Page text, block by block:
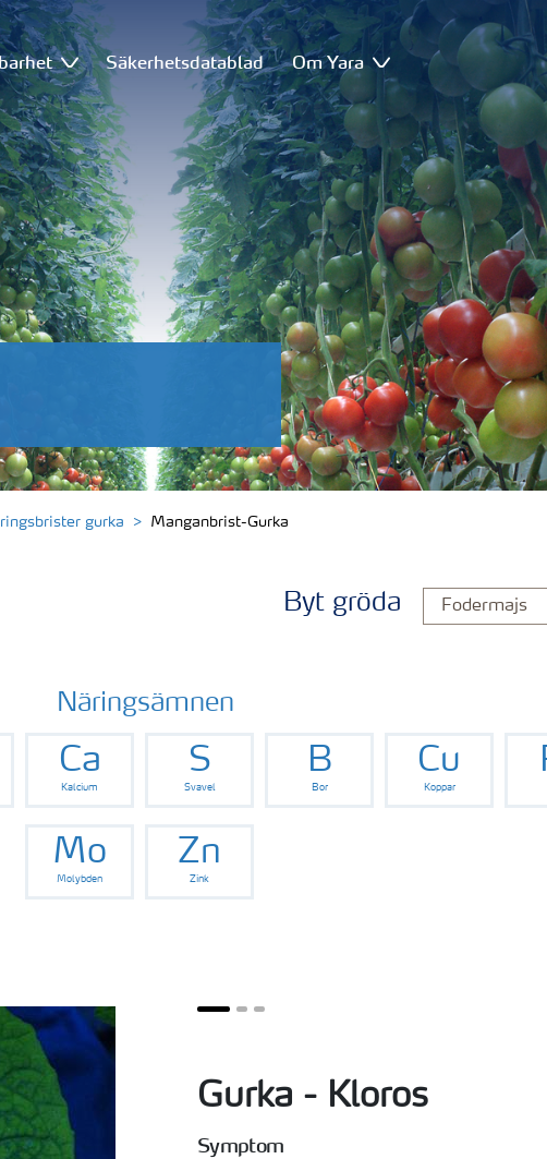
Säkerhetsdatablad Om Yara
gurka Manganbrist-Gurka
Byt gröda
Näringsämnen
Ca
Kalcium
S
Svavel
B
Bor
Cu
Koppar
Mo
Molybden
Zn
Zink
Gurka - Kloros
Symptom